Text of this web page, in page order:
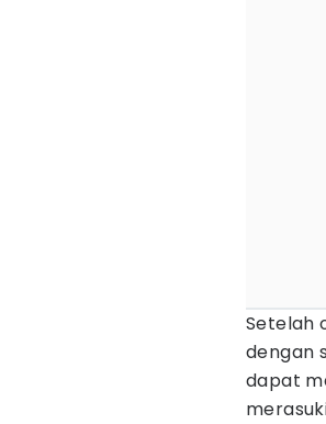
Setelah
dengan
dapat